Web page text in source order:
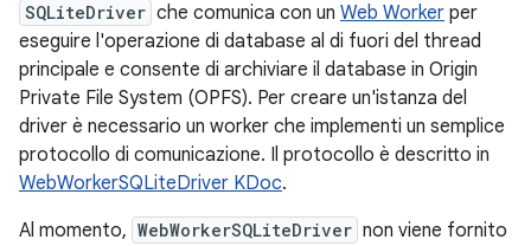
SQLiteDriver che comunica con un Web Worker per
eseguire l'operazione di database al di fuori del thread
principale e consente di archiviare il database in Origin
Private File System (OPFS). Per creare un'istanza del
driver è necessario un worker che implementi un semplice
protocollo di comunicazione. Il protocollo è descritto in
WebWorkerSQLiteDriver KDoc.
Al momento, WebWorkerSQLiteDriver non viene fornito